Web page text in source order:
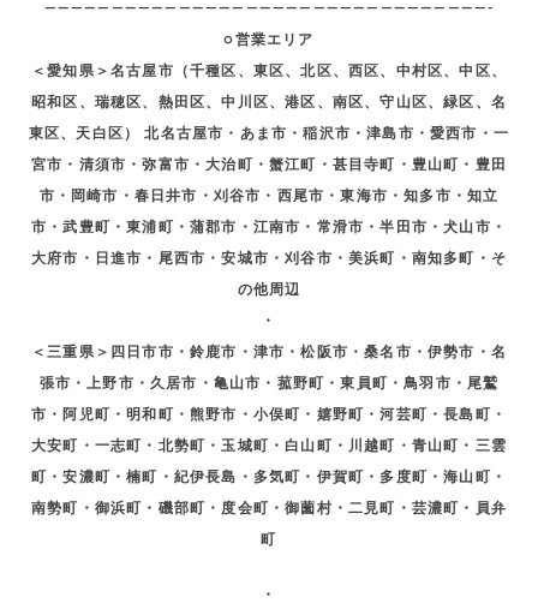
—————————————————————————————————-
○営業エリア
＜愛知県＞名古屋市（千種区、東区、北区、西区、中村区、中区、
昭和区、瑞穂区、熱田区、中川区、港区、南区、守山区、緑区、名
東区、天白区） 北名古屋市・あま市・稲沢市・津島市・愛西市・一
宮市・清須市・弥富市・大治町・蟹江町・甚目寺町・豊山町・豊田
市・岡崎市・春日井市・刈谷市・西尾市・東海市・知多市・知立
市・武豊町・東浦町・蒲郡市・江南市・常滑市・半田市・犬山市・
大府市・日進市・尾西市・安城市・刈谷市・美浜町・南知多町・そ
の他周辺
・
＜三重県＞四日市市・鈴鹿市・津市・松阪市・桑名市・伊勢市・名
張市・上野市・久居市・亀山市・菰野町・東員町・鳥羽市・尾鷲
市・阿児町・明和町・熊野市・小俣町・嬉野町・河芸町・長島町・
大安町・一志町・北勢町・玉城町・白山町・川越町・青山町・三雲
町・安濃町・楠町・紀伊長島・多気町・伊賀町・多度町・海山町・
南勢町・御浜町・磯部町・度会町・御薗村・二見町・芸濃町・員弁
町
・